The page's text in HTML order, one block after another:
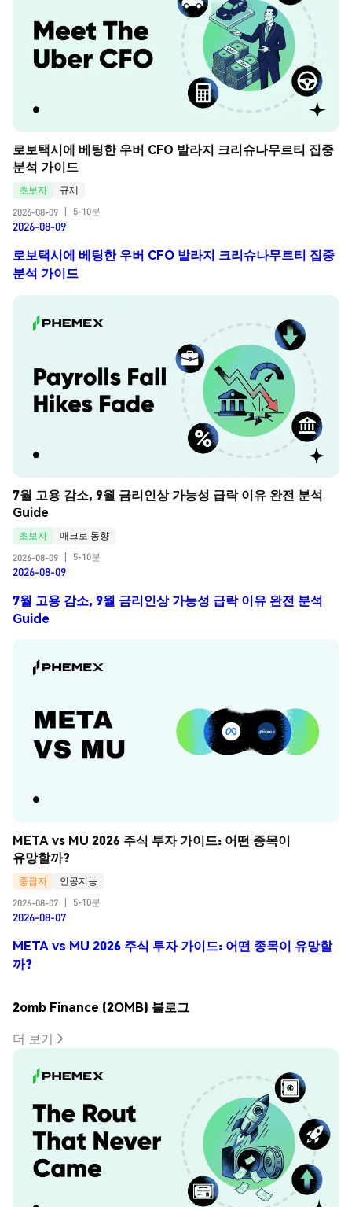
로보택시에 베팅한 우버 CFO 발라지 크리슈나무르티 집중
분석 가이드
초보자
규제
2026-08-09
5-10분
2026-08-09
로보택시에 베팅한 우버 CFO 발라지 크리슈나무르티 집중
분석 가이드
7월 고용 감소, 9월 금리인상 가능성 급락 이유 완전 분석
Guide
초보자
매크로 동향
2026-08-09
5-10분
2026-08-09
7월 고용 감소, 9월 금리인상 가능성 급락 이유 완전 분석
Guide
META vs MU 2026 주식 투자 가이드: 어떤 종목이
유망할까?
중급자
인공지능
2026-08-07
5-10분
2026-08-07
META vs MU 2026 주식 투자 가이드: 어떤 종목이 유망할
까?
2omb Finance (2OMB) 블로그
더 보기